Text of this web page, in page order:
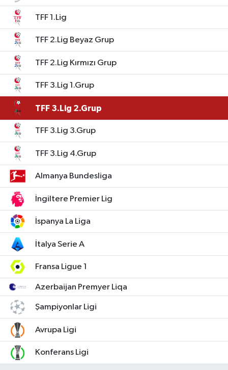
TFF 1.Lig
TFF 2.Lig Beyaz Grup
TFF 2.Lig Kırmızı Grup
TFF 3.Lig 1.Grup
TFF 3.Lig 2.Grup
TFF 3.Lig 3.Grup
TFF 3.Lig 4.Grup
Almanya Bundesliga
İngiltere Premier Lig
İspanya La Liga
İtalya Serie A
Fransa Ligue 1
Azerbaijan Premyer Liqa
Şampiyonlar Ligi
Avrupa Ligi
Konferans Ligi